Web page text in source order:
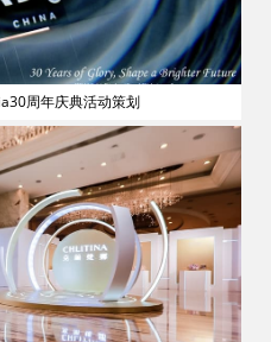
周年庆典活动策划